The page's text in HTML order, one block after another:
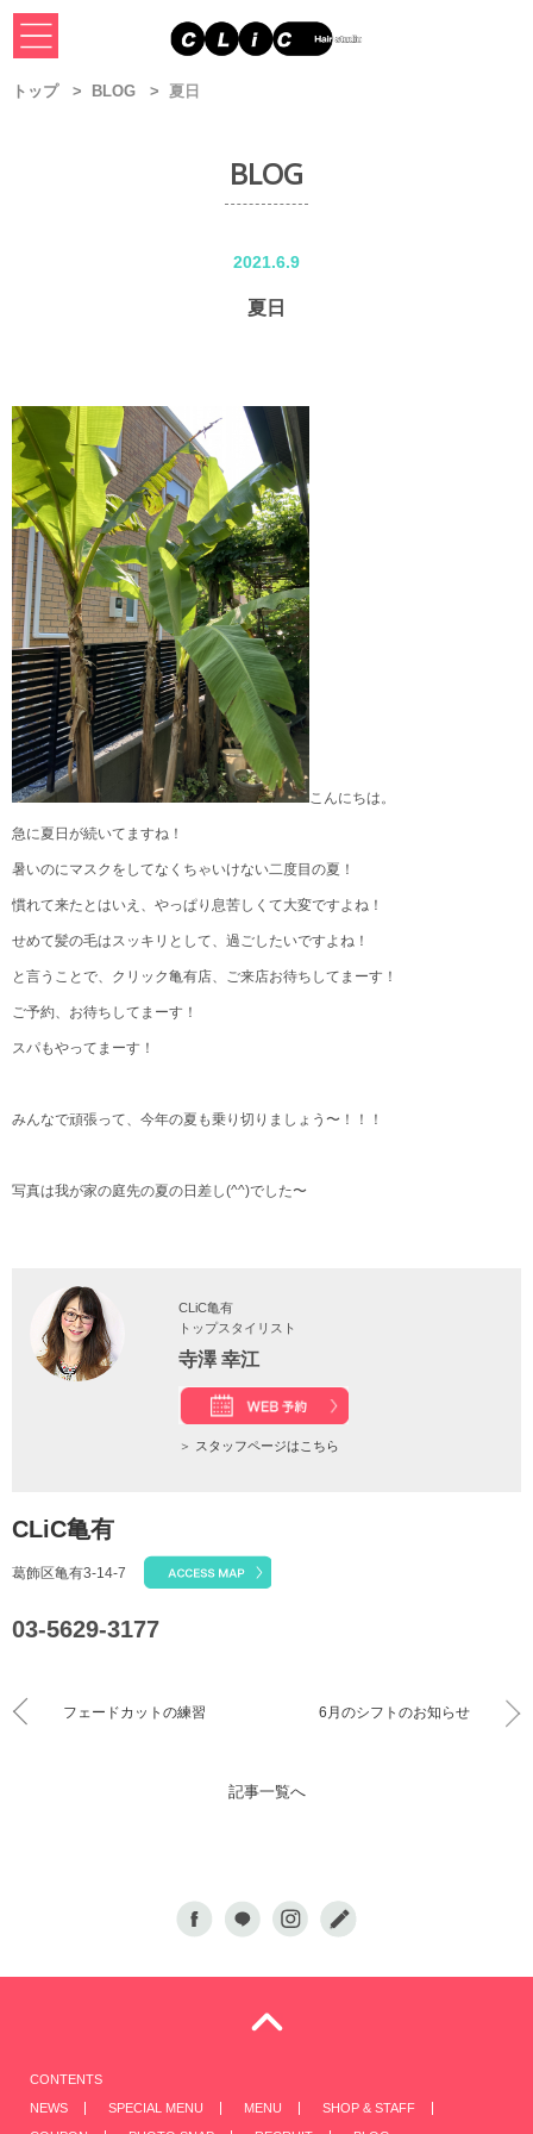
トップ BLOG 夏日
BLOG
2021.6.9
夏日
こんにちは。
急に夏日が続いてますね！
暑いのにマスクをしてなくちゃいけない二度目の夏！
慣れて来たとはいえ、やっぱり息苦しくて大変ですよね！
せめて髪の毛はスッキリとして、過ごしたいですよね！
と言うことで、クリック亀有店、ご来店お待ちしてまーす！
ご予約、お待ちしてまーす！
スパもやってまーす！
みんなで頑張って、今年の夏も乗り切りましょう〜！！！
写真は我が家の庭先の夏の日差し(^^)でした〜
CLiC亀有
トップスタイリスト
寺澤 幸江
＞ スタッフページはこちら
CLiC亀有
葛飾区亀有3-14-7
03-5629-3177
フェードカットの練習 6月のシフトのお知らせ
記事一覧へ
CONTENTS
NEWS
SPECIAL MENU MENU
SHOP & STAFF